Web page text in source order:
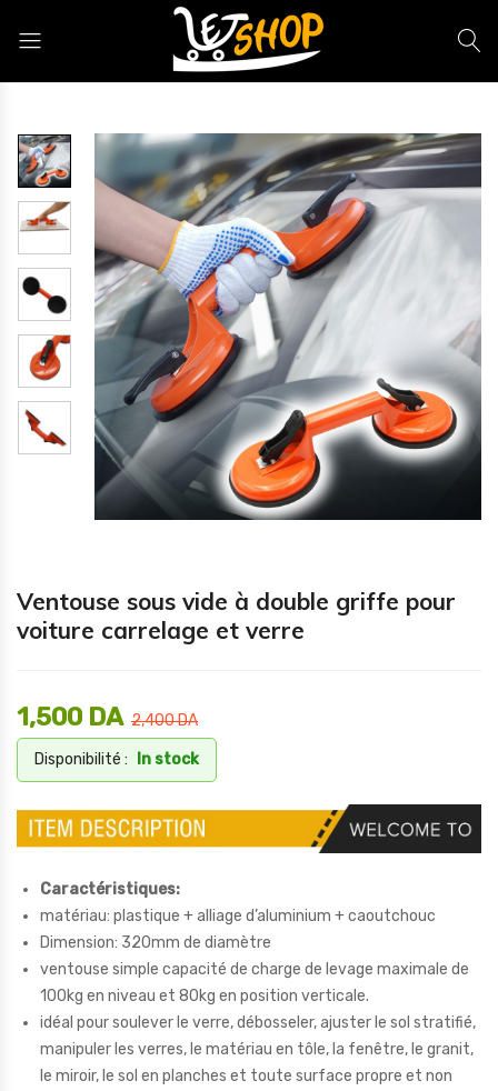
Ventouse sous vide à double griffe pour
voiture carrelage et verre
2,400DA
1,500 DA
Disponibilité : In stock
Caractéristiques:
matériau: plastique + alliage d’aluminium + caoutchouc
Dimension: 320mm de diamètre
ventouse simple capacité de charge de levage maximale de
100kg en niveau et 80kg en position verticale.
idéal pour soulever le verre, débosseler, ajuster le sol stratifié,
manipuler les verres, le matériau en tôle, la fenêtre, le granit,
le miroir, le sol en planches et toute surface propre et non